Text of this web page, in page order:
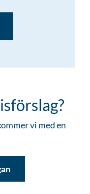
vi med en